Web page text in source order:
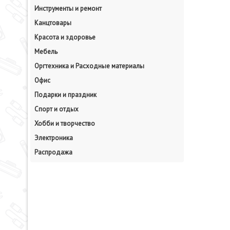
Инструменты и ремонт
Канцтовары
Красота и здоровье
Мебель
Оргтехника и Расходные материалы
Офис
Подарки и праздник
Спорт и отдых
Хобби и творчество
Электроника
Распродажа